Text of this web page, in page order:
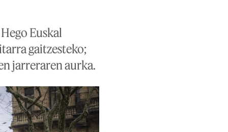
Euskal
gaitzesteko;
jarreraren aurka.